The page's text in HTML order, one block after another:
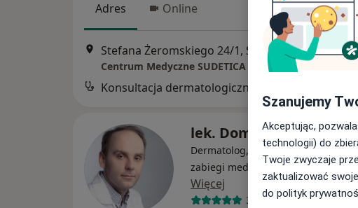
Adres Online
Stefana Żeromskiego 24/1, Świdnica•Mapa
Centrum Medyczne SUDETICA sp. z o.o.
Konsultacja dermatologiczna
lek. Dominik Mocny
Dermatolog, Lekarz wykonujący
zabiegi medycyny estetycznej·
Więcej
367 opinii
Szanujemy
Akceptując,
technologii) do
Twoje zwyczaje
zaktualizować
do polityk